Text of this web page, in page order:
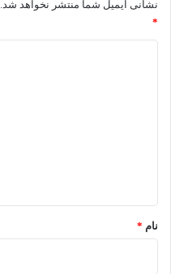
نشانی ایمیل شما منتشر نخواهد شد.
*
نام *